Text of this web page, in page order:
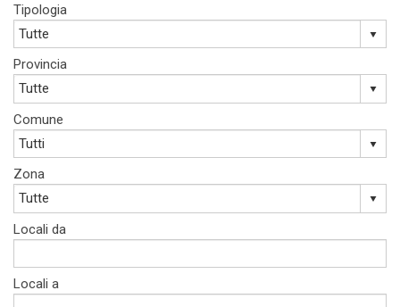
Tipologia
Provincia
Comune
Zona
Locali da
Locali a